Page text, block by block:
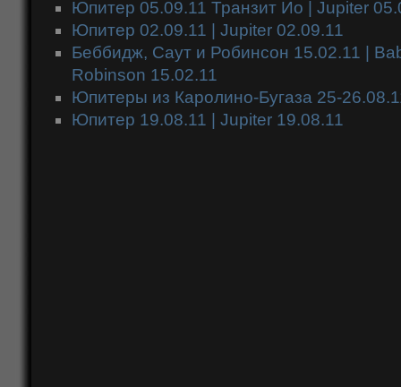
Юпитер 05.09.11 Транзит Ио | Jupiter
Юпитер 02.09.11 | Jupiter 02.09.11
Беббидж, Саут и Робинcон 15.02.11 |
Robinson 15.02.11
Юпитеры из Каролино-Бугаза 25-
Юпитер 19.08.11 | Jupiter 19.08.11